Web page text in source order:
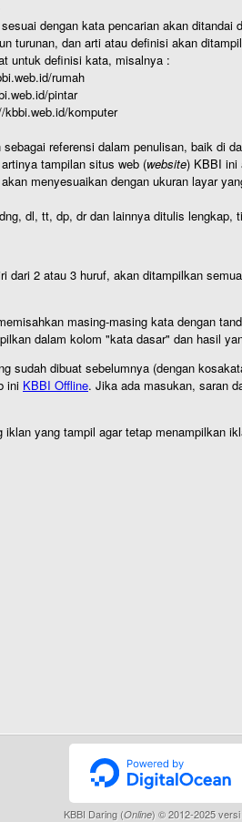
dengan kata pencarian akan ditandai
turunan, dan arti atau definisi akan
untuk definisi kata, misalnya :
rumah
pintar
kbbi.web.id/komputer
referensi dalam penulisan, baik di
tampilan situs web (website) KBBI ini
menyesuaikan dengan ukuran layar
dl, tt, dp, dr dan lainnya ditulis
2 atau 3 huruf, akan ditampilkan
masing-masing kata dengan
dalam kolom "kata dasar" dan hasil
sudah dibuat sebelumnya (dengan
ini KBBI Offline. Jika ada masukan, saran
yang tampil agar tetap menampilkan
KBBI Daring (Online) © 2012-2025